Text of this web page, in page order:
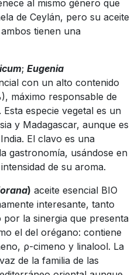
al mismo género que
de Ceylán, pero su aceite
tienen una
; Eugenia
con un alto contenido
máximo responsable de
especie vegetal es un
y Madagascar, aunque es
El clavo es una
gastronomía, usándose en
de su aroma.
) aceite esencial BIO
interesante, tanto
la sinergia que presenta
el del orégano: contiene
ρ-cimeno y linalool. La
de la familia de las